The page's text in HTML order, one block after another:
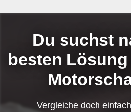
Du suchst
besten
Vergleiche doch